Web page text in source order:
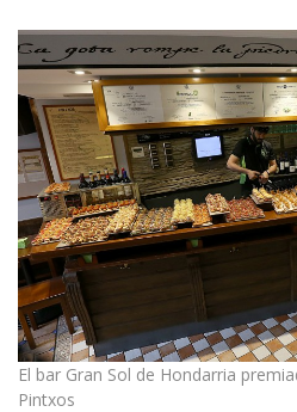
El bar Gran Sol de Hondarria
Pintxos